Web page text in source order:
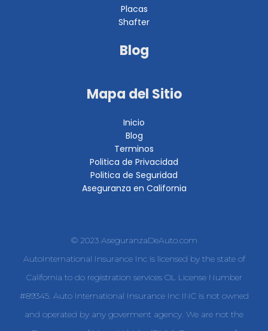
Placas
Shafter
Blog
Mapa del Sitio
Inicio
Blog
Terminos
Politica de Privacidad
Politica de Seguridad
Aseguranza en California
© 2023 AseguranzaDeAuto.com
AutoInternational Insurance Inc is licensed by the state of
California to do registration services OL License Number
#89345. Auto International Insurance Inc INC is not owned
and operated by any goverment agency. We are not the